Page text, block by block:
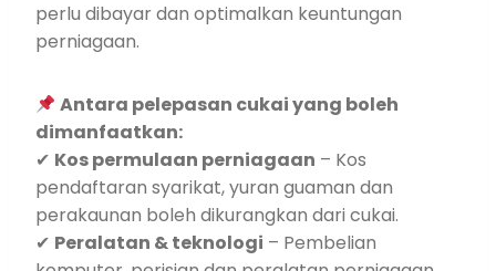
perlu dibayar dan optimalkan keuntungan
perniagaan.
Antara pelepasan cukai yang boleh
dimanfaatkan:
✔ Kos permulaan perniagaan – Kos
pendaftaran syarikat, yuran guaman dan
perakaunan boleh dikurangkan dari cukai.
✔ Peralatan & teknologi – Pembelian